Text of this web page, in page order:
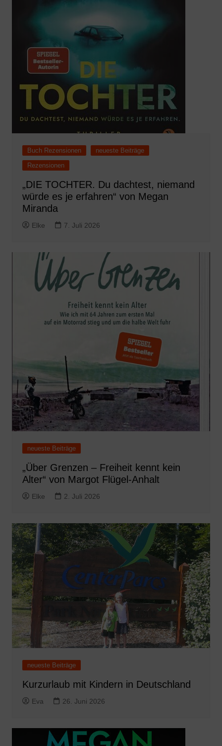
Buch Rezensionen
neueste Beiträge
Rezensionen
„DIE TOCHTER. Du dachtest, niemand
würde es je erfahren“ von Megan
Miranda
Elke 7. Juli 2026
neueste Beiträge
„Über Grenzen – Freiheit kennt kein
Alter“ von Margot Flügel-Anhalt
Elke 2. Juli 2026
neueste Beiträge
Kurzurlaub mit Kindern in Deutschland
Eva 26. Juni 2026